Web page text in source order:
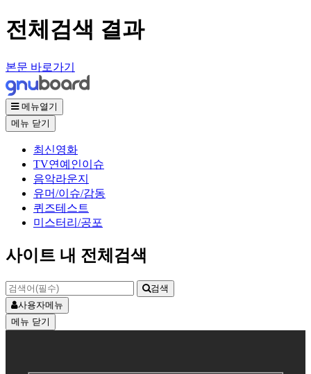
전체검색 결과
본문 바로가기
메뉴열기
메뉴 닫기
최신영화
TV연예인이슈
음악라운지
유머/이슈/감동
퀴즈테스트
미스터리/공포
사이트 내 전체검색
검색
사용자메뉴
메뉴 닫기
회